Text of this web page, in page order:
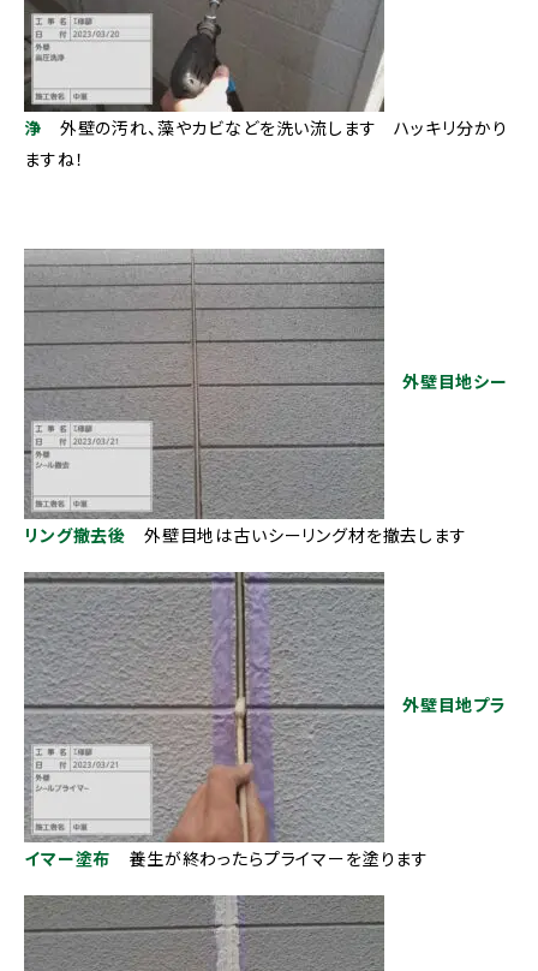
浄 外壁の汚れ、藻やカビなどを洗い流します ハッキリ分かり
ますね！
外壁目地シー
リング撤去後 外壁目地は古いシーリング材を撤去します
外壁目地プラ
イマー塗布 養生が終わったらプライマーを塗ります